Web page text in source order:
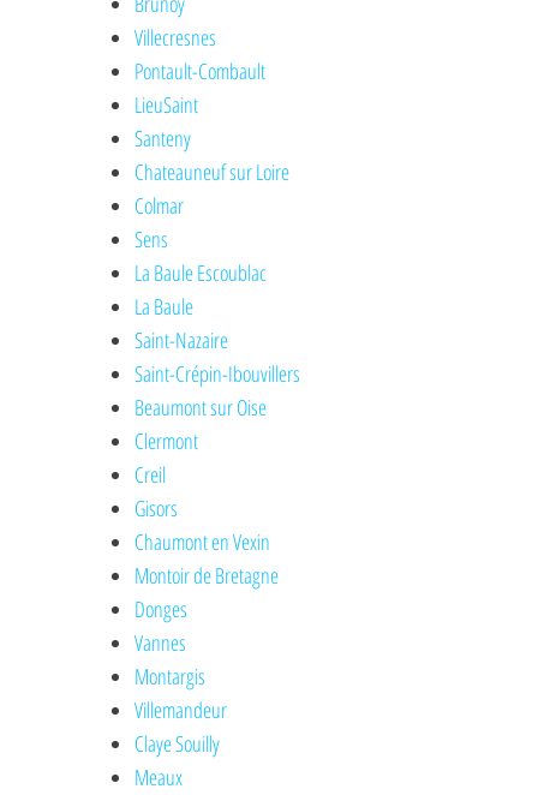
Villecresnes
Pontault-Combault
LieuSaint
Santeny
Chateauneuf sur Loire
Colmar
Sens
La Baule Escoublac
La Baule
Saint-Nazaire
Saint-Crépin-Ibouvillers
Beaumont sur Oise
Clermont
Creil
Gisors
Chaumont en Vexin
Montoir de Bretagne
Donges
Vannes
Montargis
Villemandeur
Claye Souilly
Meaux